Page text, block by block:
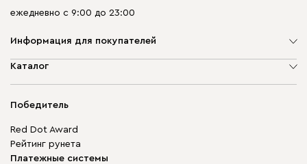
ежедневно с 9:00 до 23:00
Информация для покупателей
О компании
Гарантия
Карта сайта
Каталог
Корпусная мебель
Модульная мебель
Столы и стулья
Победитель
Red Dot Award
Рейтинг рунета
Платежные системы